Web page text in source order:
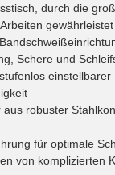
durch die
gewährleistet
Schere und
einstellbarer
aus robuster
für optimale
von komplizierten